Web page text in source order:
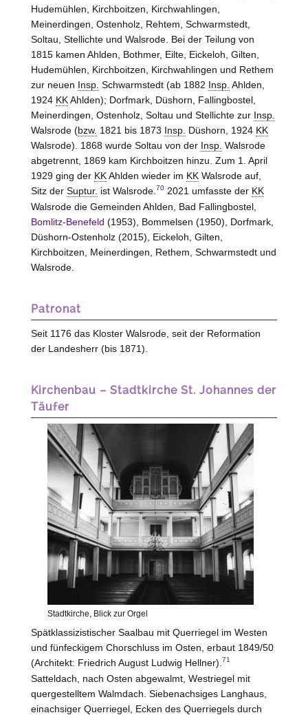
Hudemühlen, Kirchboitzen, Kirchwahlingen,
Meinerdingen, Ostenholz, Rehtem, Schwarmstedt,
Soltau, Stellichte und Walsrode. Bei der Teilung von
1815 kamen Ahlden, Bothmer, Eilte, Eickeloh, Gilten,
Hudemühlen, Kirchboitzen, Kirchwahlingen und Rethem
zur neuen Insp. Schwarmstedt (ab 1882 Insp. Ahlden,
1924 KKAhlden); Dorfmark, Düshorn, Fallingbostel,
Meinerdingen, Ostenholz, Soltau und Stellichte zur Insp.
Walsrode (bzw. 1821 bis 1873 Insp. Düshorn, 1924 KK
Walsrode). 1868 wurde Soltau von der Insp. Walsrode
abgetrennt, 1869 kam Kirchboitzen hinzu. Zum 1. April
1929 ging der KKAhlden wieder im KKWalsrode auf,
Sitz der Suptur. ist Walsrode. 702021 umfasste der KK
Walsrode die Gemeinden Ahlden, Bad Fallingbostel,
Bomlitz-Benefeld (1953), Bommelsen (1950), Dorfmark,
Düshorn-Ostenholz (2015), Eickeloh, Gilten,
Kirchboitzen, Meinerdingen, Rethem, Schwarmstedt und
Walsrode.
Patronat
Seit 1176 das Kloster Walsrode, seit der Reformation
der Landesherr (bis 1871).
Kirchenbau – Stadtkirche St. Johannes der
Täufer
Stadtkirche, Blick zur Orgel
Spätklassizistischer Saalbau mit Querriegel im Westen
und fünfeckigem Chorschluss im Osten, erbaut 1849/50
(Architekt: Friedrich August Ludwig Hellner). 71
Satteldach, nach Osten abgewalmt, Westriegel mit
quergestelltem Walmdach. Siebenachsiges Langhaus,
einachsiger Querriegel, Ecken des Querriegels durch